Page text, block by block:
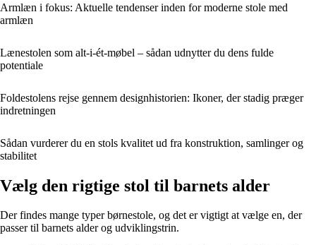
Armlæn i fokus: Aktuelle tendenser inden for moderne stole med
armlæn
Lænestolen som alt-i-ét-møbel – sådan udnytter du dens fulde
potentiale
Foldestolens rejse gennem designhistorien: Ikoner, der stadig præger
indretningen
Sådan vurderer du en stols kvalitet ud fra konstruktion, samlinger og
stabilitet
Vælg den rigtige stol til barnets alder
Der findes mange typer børnestole, og det er vigtigt at vælge en, der
passer til barnets alder og udviklingstrin.